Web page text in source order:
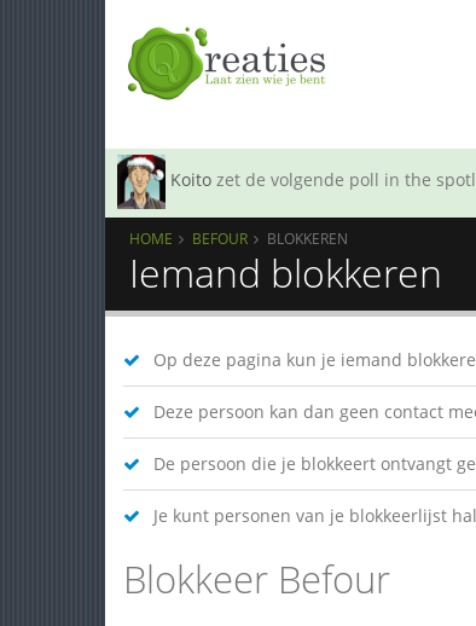
Koito zet de volgende poll in the
HOME BEFOUR BLOKKEREN
Iemand blokkeren
Op deze pagina kun je iemand
Deze persoon kan dan geen contact
De persoon die je blokkeert ontvangt
Je kunt personen van je blokkeerlijst
Blokkeer Befour